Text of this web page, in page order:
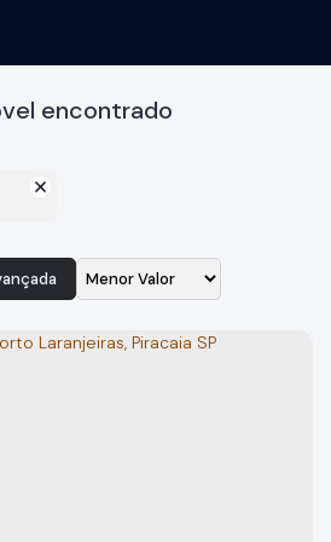
encontrado